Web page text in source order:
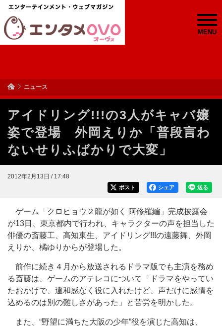
MENU
ニュース
アイドリング!!!の3人がキャバ嬢
姿で登場 外岡えりか「普段言わ
ないせりふばかりで大変」
2012年2月13日 / 17:48
送る
シェア
ポスト
ゲーム「クロヒョウ２龍が如く 阿修羅編」完成披露会
が13日、東京都内で行われ、キャラクターの声を担当した
俳優の斎藤工、高知東生、アイドリング!!!の遠藤舞、外岡
えりか、橘ゆりからが登場した。
前作に続き４月から放送されるドラマ版でも主演を務め
る斎藤は、ゲームのアテレコについて「ドラマをやってい
たおかげで、違和感なく役に入れたけど、声だけに感情を
込めるのは別の難しさがあった」と苦労を明かした。
また、“野望に満ちた大阪の少年”役を演じた高知は、